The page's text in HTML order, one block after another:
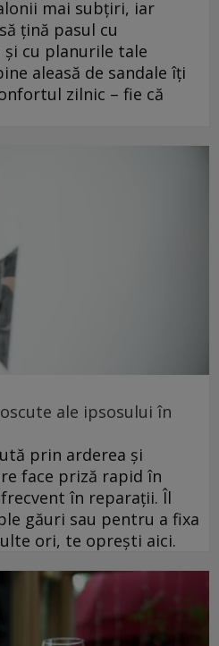
mai subțiri, iar
țină pasul cu
cu planurile tale
aleasă de sandale îți
zilnic – fie că
ale ipsosului în
prin arderea și
face priză rapid în
în reparații. Îl
găuri sau pentru a fixa
ori, te oprești aici.